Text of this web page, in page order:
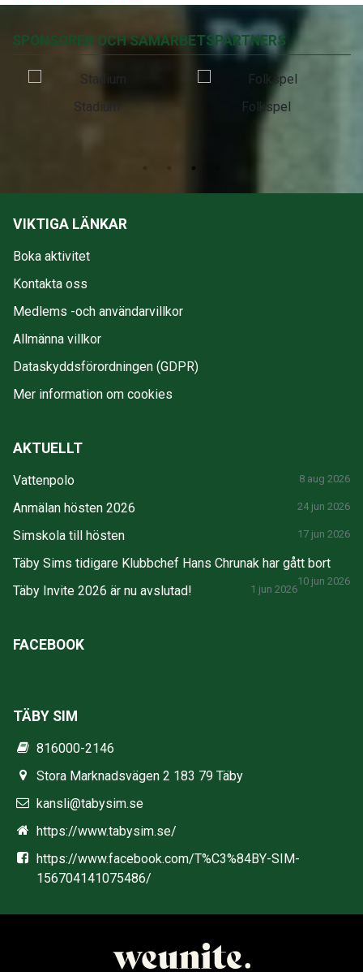
SPONSORER OCH SAMARBETSPARTNERS
Stadium Folkspel
VIKTIGA LÄNKAR
Boka aktivitet
Kontakta oss
Medlems -och användarvillkor
Allmänna villkor
Dataskyddsförordningen (GDPR)
Mer information om cookies
AKTUELLT
Vattenpolo 8 aug 2026
Anmälan hösten 2026 24 jun 2026
Simskola till hösten 17 jun 2026
Täby Sims tidigare Klubbchef Hans Chrunak har gått bort
10 jun 2026
Täby Invite 2026 är nu avslutad! 1 jun 2026
FACEBOOK
TÄBY SIM
816000-2146
Stora Marknadsvägen 2 183 79 Täby
kansli@tabysim.se
https://www.tabysim.se/
https://www.facebook.com/T%C3%84BY-SIM-
156704141075486/